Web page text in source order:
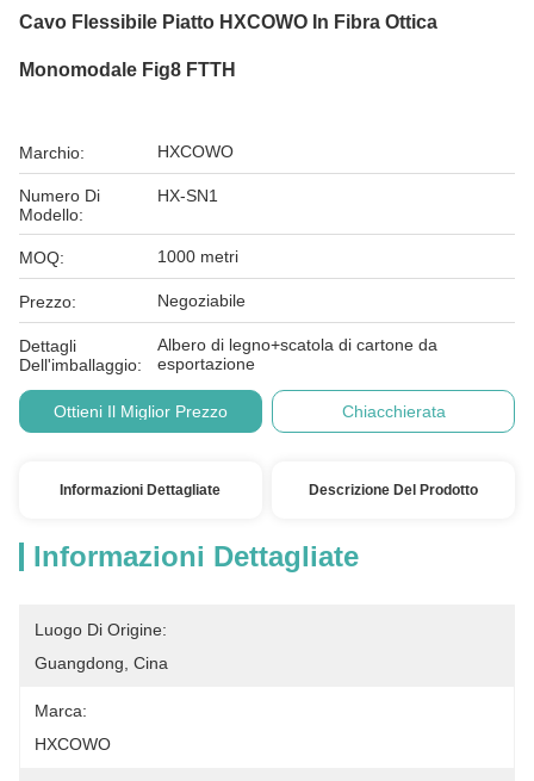
Cavo Flessibile Piatto HXCOWO In Fibra Ottica
Monomodale Fig8 FTTH
Marchio: HXCOWO
Numero Di
Modello:
HX-SN1
MOQ: 1000 metri
Prezzo: Negoziabile
Dettagli
Dell'imballaggio:
Albero di legno+scatola di cartone da
esportazione
Ottieni Il Miglior Prezzo Chiacchierata
Informazioni Dettagliate Descrizione Del Prodotto
Informazioni Dettagliate
Luogo Di Origine:
Guangdong, Cina
Marca:
HXCOWO